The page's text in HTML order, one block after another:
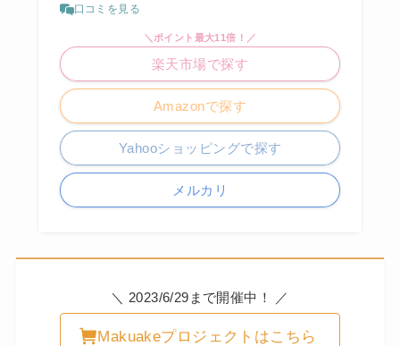
口コミを見る
Amazonで探す
＼ポイント最大11倍！／
楽天市場で探す
Yahooショッピングで探す
メルカリ
＼ 2023/6/29まで開催中！ ／
Makuakeプロジェクトはこちら